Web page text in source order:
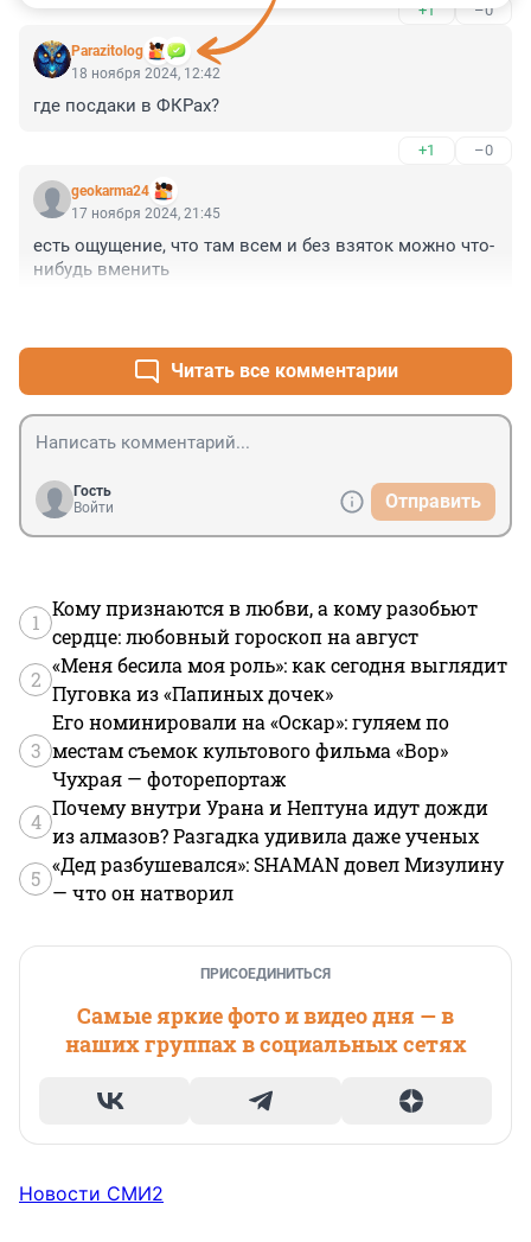
+1 –0
Parazitolog
18 ноября 2024, 12:42
где посдаки в ФКРах?
+1 –0
geokarma24
17 ноября 2024, 21:45
есть ощущение, что там всем и без взяток можно что-
нибудь вменить
Читать все комментарии
Гость
Войти
Отправить
1
Кому признаются в любви, а кому разобьют
сердце: любовный гороскоп на август
2
«Меня бесила моя роль»: как сегодня выглядит
Пуговка из «Папиных дочек»
3
Его номинировали на «Оскар»: гуляем по
местам съемок культового фильма «Вор»
Чухрая — фоторепортаж
4
Почему внутри Урана и Нептуна идут дожди
из алмазов? Разгадка удивила даже ученых
5
«Дед разбушевался»: SHAMAN довел Мизулину
— что он натворил
ПРИСОЕДИНИТЬСЯ
Самые яркие фото и видео дня — в
наших группах в социальных сетях
Новости СМИ2